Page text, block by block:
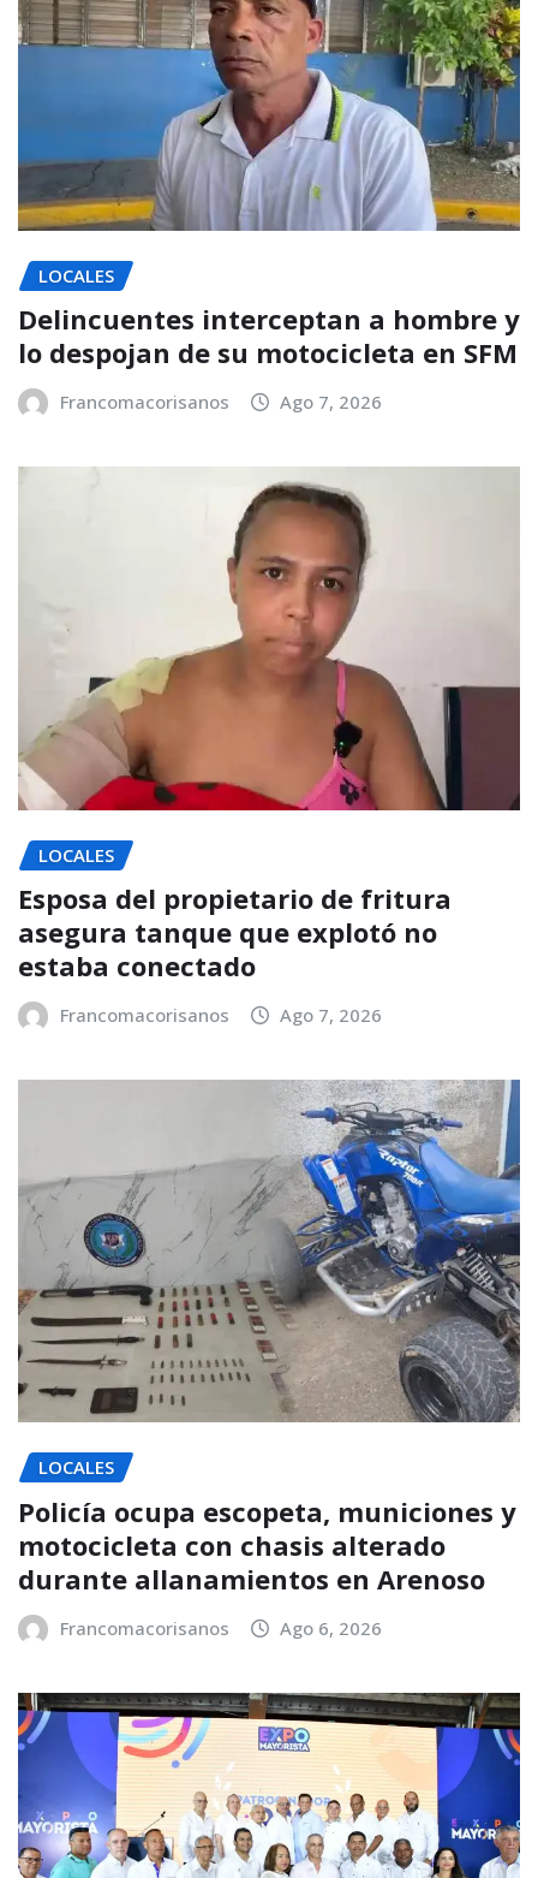
LOCALES
Delincuentes interceptan a hombre y
lo despojan de su motocicleta en SFM
Francomacorisanos Ago 7, 2026
LOCALES
Esposa del propietario de fritura
asegura tanque que explotó no
estaba conectado
Francomacorisanos Ago 7, 2026
LOCALES
Policía ocupa escopeta, municiones y
motocicleta con chasis alterado
durante allanamientos en Arenoso
Francomacorisanos Ago 6, 2026